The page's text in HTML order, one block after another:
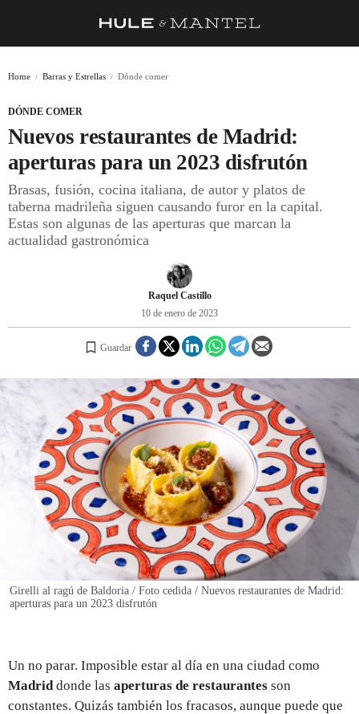
BARRAS Y ESTRELLAS
DÓNDE COMER
ÍDOLOS DE MESAS
CUADERNO DE VIAJE
REGISTRO
INICIAR SESIÓN
Home Barras y Estrellas Dónde comer
DÓNDE COMER
Nuevos restaurantes de Madrid:
aperturas para un 2023 disfrutón
Brasas, fusión, cocina italiana, de autor y platos de
taberna madrileña siguen causando furor en la capital.
Estas son algunas de las aperturas que marcan la
actualidad gastronómica
Raquel Castillo
10 de enero de 2023
Guardar
Girelli al ragú de Baldoria / Foto cedida / Nuevos restaurantes de Madrid:
aperturas para un 2023 disfrutón
Un no parar. Imposible estar al día en una ciudad como
Madriddonde las aperturas de restaurantes son
constantes. Quizás también los fracasos, aunque puede que